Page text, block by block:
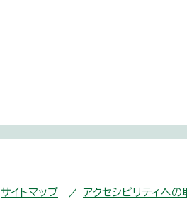
サイトマップ アクセシビリティへの